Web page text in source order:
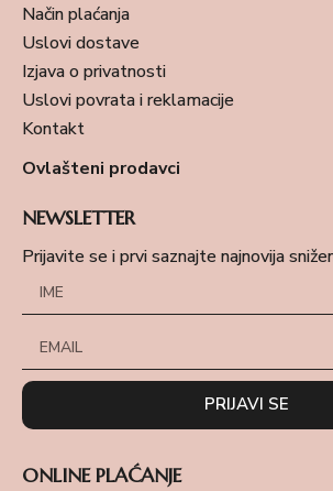
Način plaćanja
Uslovi dostave
Izjava o privatnosti
Uslovi povrata i reklamacije
Kontakt
Ovlašteni prodavci
NEWSLETTER
Prijavite se i prvi saznajte najnovija
PRIJAVI SE
ONLINE PLAĆANJE